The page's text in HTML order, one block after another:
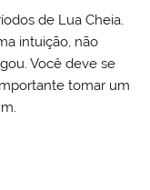
de Lua Cheia.
intuição, não
Você deve se
tomar um